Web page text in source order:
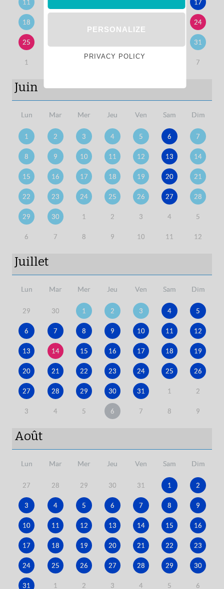
11 17
18 24
25 31
1 7
Juin
Lun Mar Mer Jeu Ven Sam Dim
1 2 3 4 5 6 7
8 9 10 11 12 13 14
15 16 17 18 19 20 21
22 23 24 25 26 27 28
29 30 1 2 3 4 5
6 7 8 9 10 11 12
Juillet
Lun Mar Mer Jeu Ven Sam Dim
29 30 1 2 3 4 5
6 7 8 9 10 11 12
13 14 15 16 17 18 19
20 21 22 23 24 25 26
27 28 29 30 31 1 2
3 4 5 6 7 8 9
Août
Lun Mar Mer Jeu Ven Sam Dim
27 28 29 30 31 1 2
3 4 5 6 7 8 9
10 11 12 13 14 15 16
17 18 19 20 21 22 23
24 25 26 27 28 29 30
31 1 2 3 4 5 6
PERSONALIZE
PRIVACY POLICY